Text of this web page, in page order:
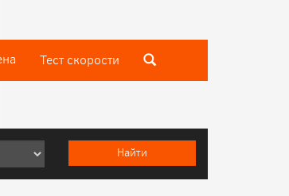
Тест скороcти